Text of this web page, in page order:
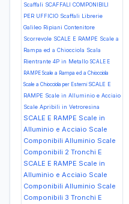
Scaffali SCAFFALI COMPONIBILI
PER UFFICIO Scaffali Librerie
Galileo Ripiani Contenitore
Scorrevole SCALE E RAMPE Scale a
Rampa ed a Chiocciola Scala
Rientrante 4P in Metallo SCALE E
RAMPE Scale a Rampa ed a Chiocciola
Scale a Chiocciola per Esterni SCALE E
RAMPE Scale in Alluminio e Acciaio
Scale Apribili in Vetroresina
SCALE E RAMPE Scale in
Alluminio e Acciaio Scale
Componibili Alluminio Scale
Componibili 2 Tronchi E
SCALE E RAMPE Scale in
Alluminio e Acciaio Scale
Componibili Alluminio Scale
Componibili 3 Tronchi E